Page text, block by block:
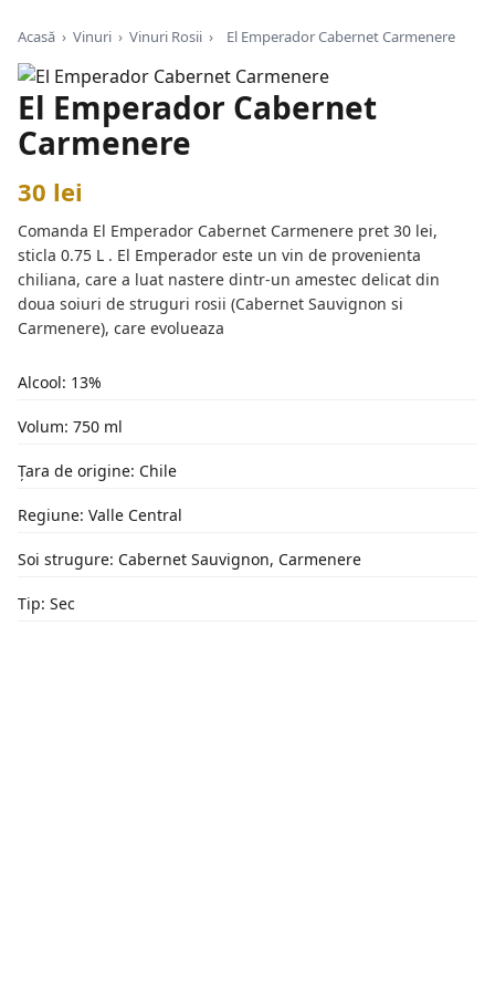
Acasă › Vinuri › Vinuri Rosii › El Emperador Cabernet Carmenere
El Emperador Cabernet
Carmenere
30 lei
Comanda El Emperador Cabernet Carmenere pret 30 lei,
sticla 0.75 L . El Emperador este un vin de provenienta
chiliana, care a luat nastere dintr-un amestec delicat din
doua soiuri de struguri rosii (Cabernet Sauvignon si
Carmenere), care evolueaza
Alcool: 13%
Volum: 750 ml
Țara de origine: Chile
Regiune: Valle Central
Soi strugure: Cabernet Sauvignon, Carmenere
Tip: Sec